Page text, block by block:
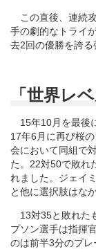
この直後、連続
手の劇的なトライ
去2回の優勝を誇る
「世界レ
15年10月を最後
17年6月に再び桜
会において同組で
た。22対50で敗れ
れました。ジェイ
と他に選択肢はな
13対35と敗れた
プソン選手は指揮
のは前半3分のプ